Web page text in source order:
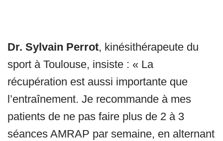
Dr. Sylvain Perrot, kinésithérapeute du
sport à Toulouse, insiste : « La
récupération est aussi importante que
l’entraînement. Je recommande à mes
patients de ne pas faire plus de 2 à 3
séances AMRAP par semaine, en alternant